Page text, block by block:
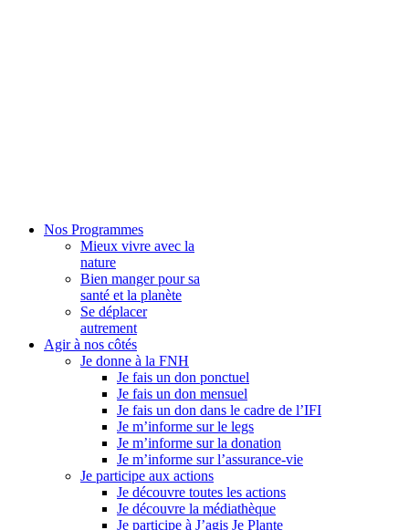
Nos Programmes
Mieux vivre avec la
nature
Bien manger pour sa
santé et la planète
Se déplacer
autrement
Agir à nos côtés
Je donne à la FNH
Je fais un don ponctuel
Je fais un don mensuel
Je fais un don dans le cadre de l’IFI
Je m’informe sur le legs
Je m’informe sur la donation
Je m’informe sur l’assurance-vie
Je participe aux actions
Je découvre toutes les actions
Je découvre la médiathèque
Je participe à J’agis Je Plante